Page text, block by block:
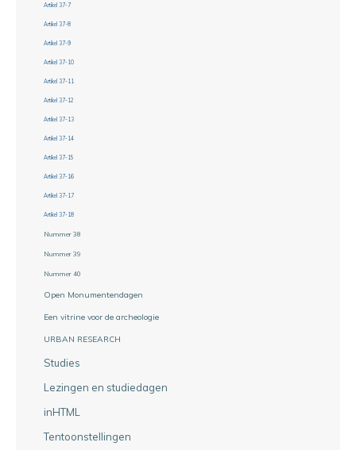
Artikel 37-7
Artikel 37-8
Artikel 37-9
Artikel 37-10
Artikel 37-11
Artikel 37-12
Artikel 37-13
Artikel 37-14
Artikel 37-15
Artikel 37-16
Artikel 37-17
Artikel 37-18
Nummer 38
Nummer 39
Nummer 40
Open Monumentendagen
Een vitrine voor de archeologie
URBAN RESEARCH
Studies
Lezingen en studiedagen
inHTML
Tentoonstellingen